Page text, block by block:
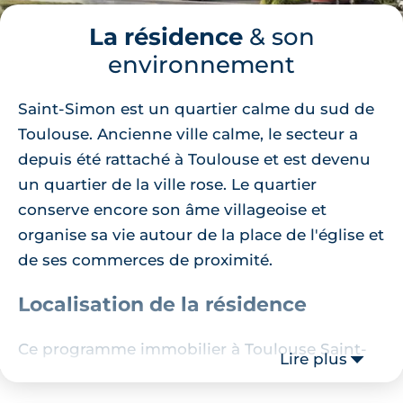
La résidence& son
environnement
Saint-Simon est un quartier calme du sud de
Toulouse. Ancienne ville calme, le secteur a
depuis été rattaché à Toulouse et est devenu
un quartier de la ville rose. Le quartier
conserve encore son âme villageoise et
organise sa vie autour de la place de l'église et
de ses commerces de proximité.
Localisation de la résidence
Ce programme immobilier à Toulouse Saint-
Simon se construit dans une petite impasse
Lire plus